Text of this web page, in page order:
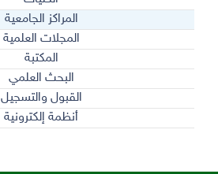
المراكز الجامعية
المجلات العلمية
المكتبة
البحث العلمي
القبول والتسجيل
أنظمة إلكترونية